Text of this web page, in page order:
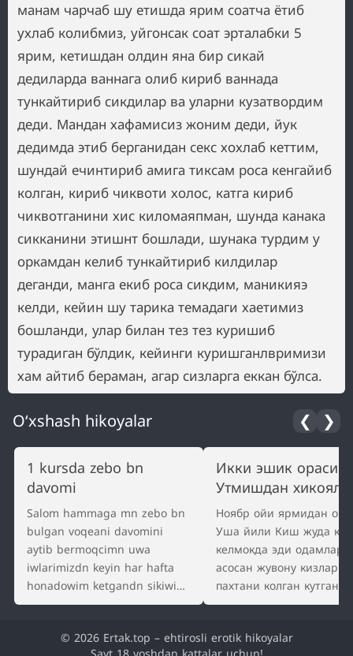
манам чарчаб шу етишда ярим соатча ётиб
ухлаб колибмиз, уйгонсак соат эрталабки 5
ярим, кетишдан олдин яна бир сикай
дедиларда ваннага олиб кириб ваннада
тункайтириб сикдилар ва уларни кузатвордим
деди. Мандан хафамисиз жоним деди, йук
дедимда этиб берганидан секс хохлаб кеттим,
шундай ечинтириб амига тиксам роса кенгайиб
колган, кириб чиквоти холос, катга кириб
чиквотганини хис киломаяпман, шунда канака
сикканини этишнт бошлади, шунака турдим у
оркамдан келиб тункайтириб килдилар
деганди, манга екиб роса сикдим, маникияэ
келди, кейин шу тарика темадаги хаетимиз
бошланди, улар билан тез тез куришиб
турадиган бўлдик, кейинги куришганлвримизи
хам айтиб бераман, агар сизларга еккан бўлса.
O‘xshash hikoyalar ❮ ❯
1 kursda zebo bn
davomi
Salom hammaga mn zebo bn
bulgan voqeani davomini
aytib bermoqcimn uwa
iwlarimizdn keyin har hafta
honadowim ketgandn sikiwib
turadign buldik keyin kunlar
urtada yoz ham kelib u uyiga
Икки эшик ораси
Утмишдан
Ноябр ойи ярмидан
Уша йили Киш жуда
келмокда эди одамлар
асосан жувону кизлар
пахтани колган кутган
хосилини егиш билан
Санобарни кунглини
© 2026 Ertak.top – ehtirosli erotik hikoyalar